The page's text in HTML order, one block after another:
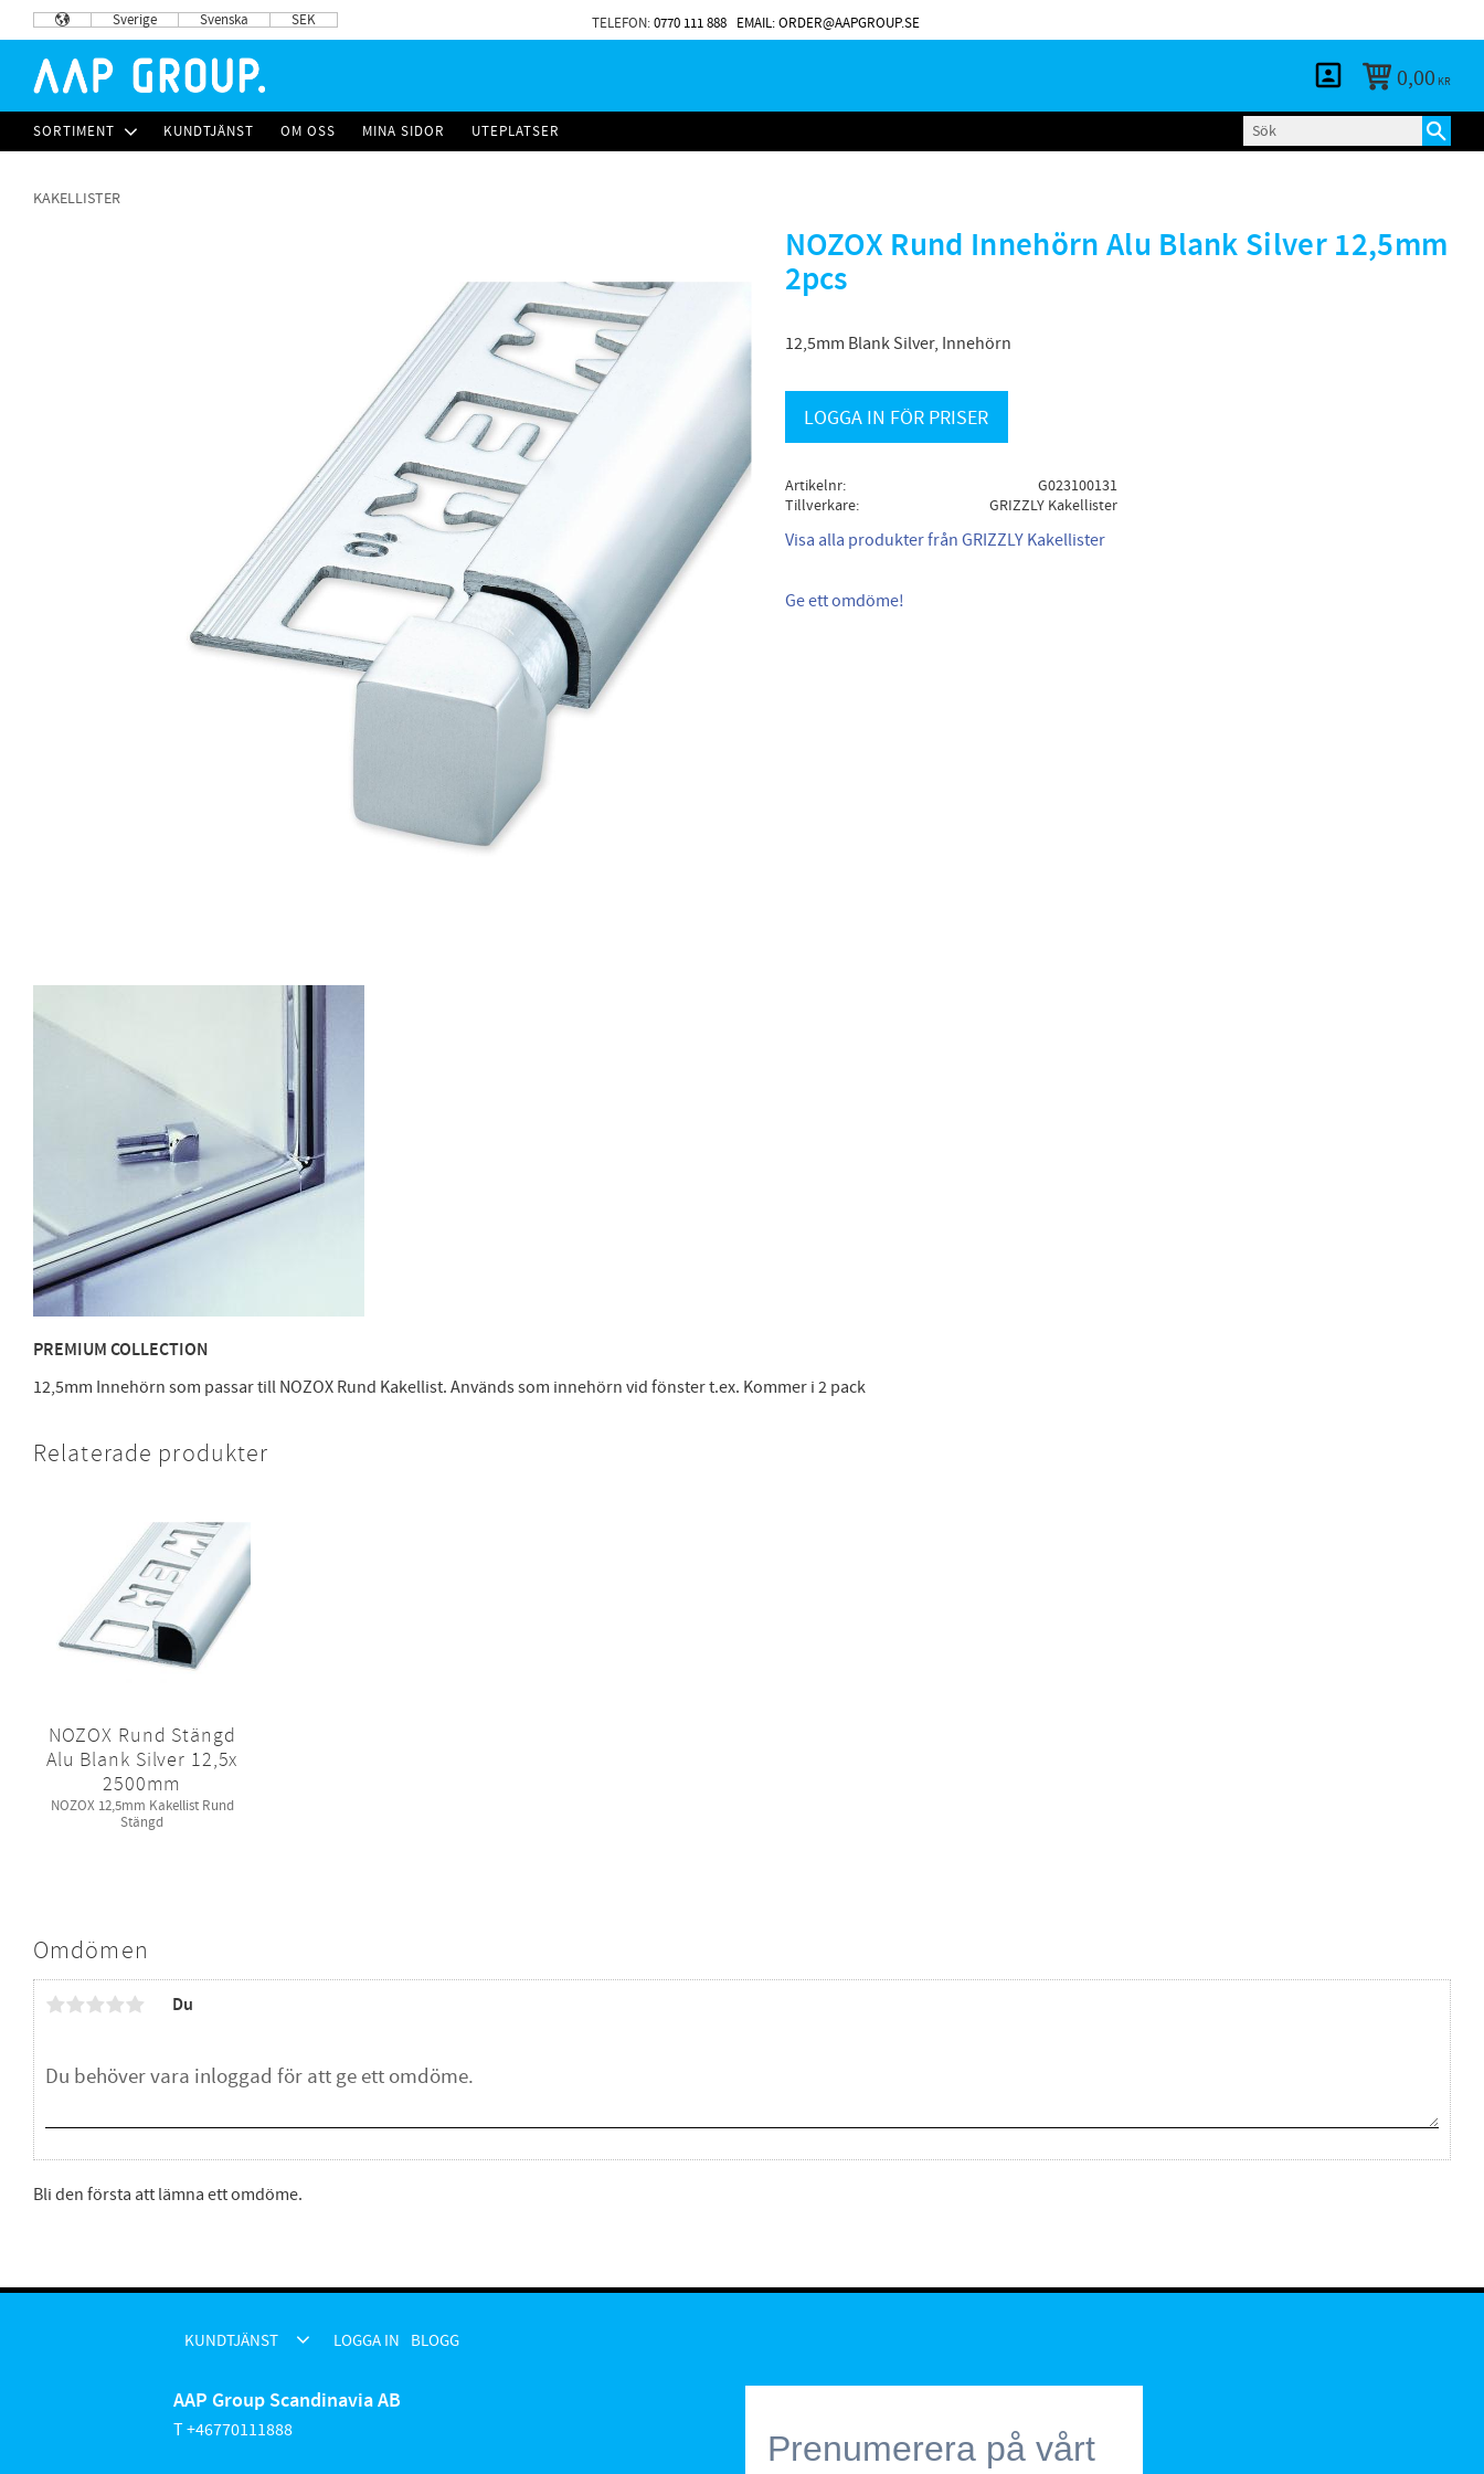
Sverige Svenska SEK TELEFON:0770 111 888 EMAIL: ORDER@AAPGROUP.SE
0,00 KR
SORTIMENT KUNDTJÄNST OM OSS MINA SIDOR UTEPLATSER
KAKELLISTER
NOZOX Rund Innehörn Alu Blank Silver 12,5mm
2pcs
12,5mm Blank Silver, Innehörn
LOGGA IN FÖR PRISER
Artikelnr
G023100131
Tillverkare
GRIZZLY Kakellister
Visa alla produkter från GRIZZLY Kakellister
Ge ett omdöme!
PREMIUM COLLECTION
12,5mm Innehörn som passar till NOZOX Rund Kakellist. Används som innehörn vid fönster t.ex. Kommer i 2 pack
Omdömen
Du
Bli den första att lämna ett omdöme.
Relaterade produkter
NOZOX Rund Stängd
Alu Blank Silver 12,5x
2500mm
NOZOX 12,5mm Kakellist Rund
Stängd
KUNDTJÄNST LOGGA IN BLOGG
AAP Group Scandinavia AB
T +46770111888